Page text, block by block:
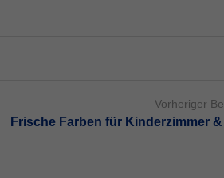
Vorheriger
Frische Farben für Kinderzimmer